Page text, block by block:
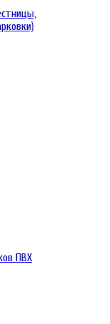
ПВХ